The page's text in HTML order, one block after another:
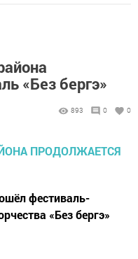
«Без бергэ»
893 0 0
фестиваль-
«Без бергэ»